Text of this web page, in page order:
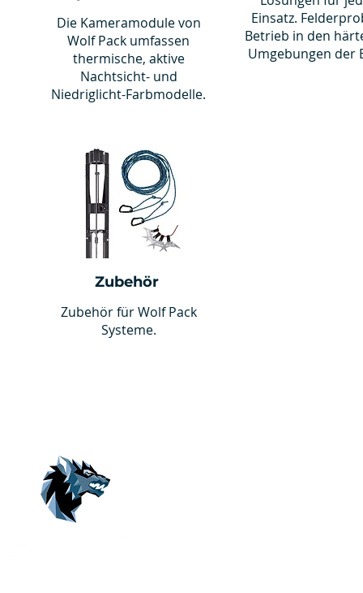
Die Kameramodule von
Wolf Pack umfassen
thermische, aktive
Nachtsicht- und
Niedriglicht-Farbmodelle.
Zubehör
Zubehör für Wolf Pack
Systeme.
Einsatz.
Betrieb in den
Umgebungen der